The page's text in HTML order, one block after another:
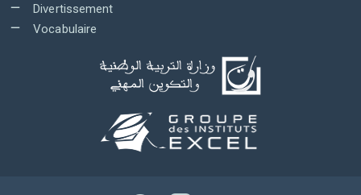
Divertissement
Vocabulaire